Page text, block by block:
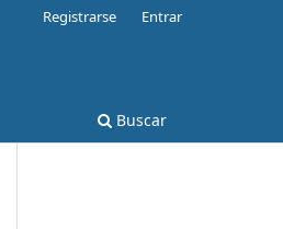
Buscar
Registrarse Entrar